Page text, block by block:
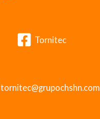
Tornitec
tornitec@grupochshn.com